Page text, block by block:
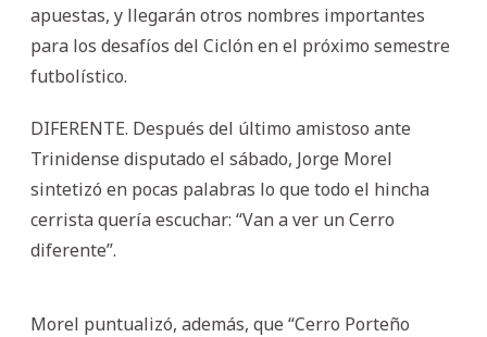
apuestas, y llegarán otros nombres importantes
para los desafíos del Ciclón en el próximo semestre
futbolístico.
DIFERENTE. Después del último amistoso ante
Trinidense disputado el sábado, Jorge Morel
sintetizó en pocas palabras lo que todo el hincha
cerrista quería escuchar: “Van a ver un Cerro
diferente”.
Morel puntualizó, además, que “Cerro Porteño